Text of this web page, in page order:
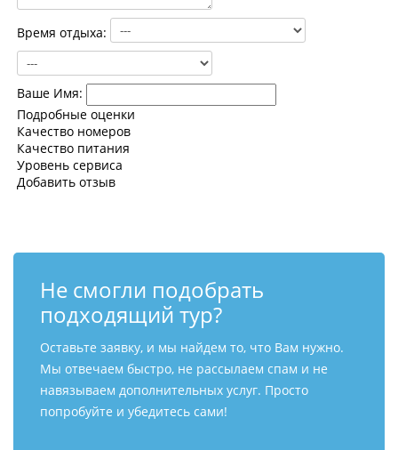
Время отдыха:
Ваше Имя:
Подробные оценки
Качество номеров
Качество питания
Уровень сервиса
Добавить отзыв
Не смогли подобрать
подходящий тур?
Оставьте заявку, и мы найдем то, что Вам нужно.
Мы отвечаем быстро, не рассылаем спам и не
навязываем дополнительных услуг. Просто
попробуйте и убедитесь сами!